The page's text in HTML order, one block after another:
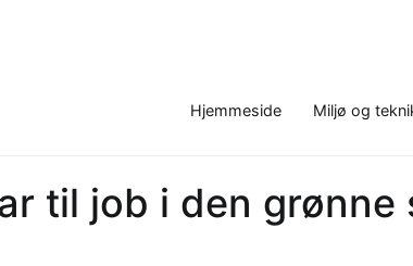
Hjemmeside
Miljø og
til job i den grønne